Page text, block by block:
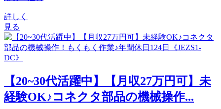
詳しく
見る
【20~30代活躍中】【月収27万円可】未
経験OK♪コネクタ部品の機械操作...